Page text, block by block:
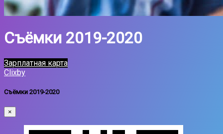
Съёмки 2019-2020
Зарплатная карта
Clixby
Съёмки 2019-2020
×